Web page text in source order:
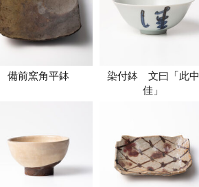
備前窯角平鉢
染付鉢 文曰「此中
佳」